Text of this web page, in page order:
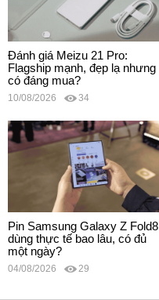
Đánh giá Meizu 21 Pro:
Flagship mạnh, đẹp lạ nhưng
có đáng mua?
10/08/2026 34
Pin Samsung Galaxy Z Fold8
dùng thực tế bao lâu, có đủ
một ngày?
04/08/2026 29